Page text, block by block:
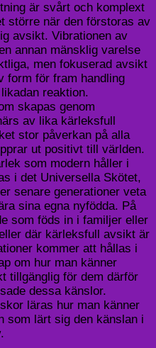
är svårt och komplext
större när den förstoras av
avsikt. Vibrationen av
annan mänsklig varelse
men fokuserad avsikt
form för fram handling
reaktion.
skapas genom
av lika kärleksfull
stor påverkan på alla
ut positivt till världen.
som modern håller i
i det Universella Skötet,
senare generationer veta
sina egna nyfödda. På
som föds in i familjer eller
där kärleksfull avsikt är
kommer att hållas i
om hur man känner
tillgänglig för dem därför
dessa känslor.
läras hur man känner
som lärt sig den känslan i